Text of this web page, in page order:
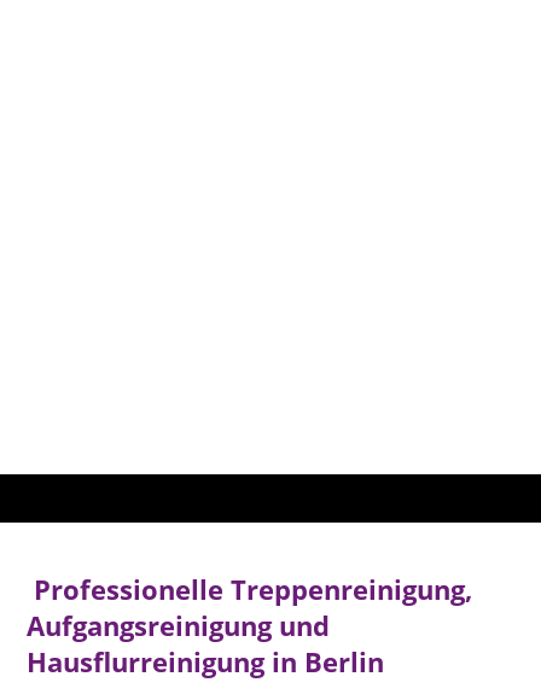
Professionelle Treppenreinigung,
Aufgangsreinigung und
Hausflurreinigung in Berlin